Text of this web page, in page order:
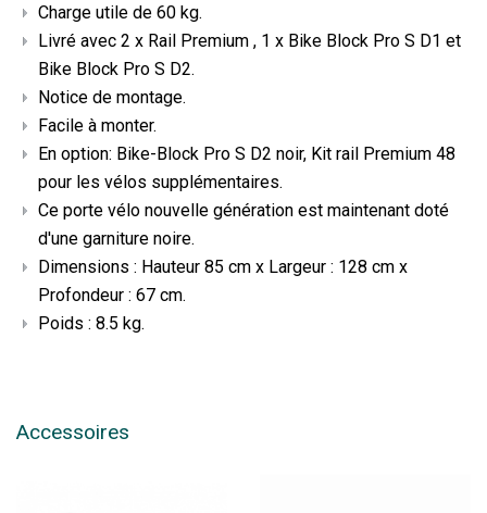
Charge utile de 60 kg.
Livré avec 2 x Rail Premium , 1 x Bike Block Pro S D1 et
Bike Block Pro S D2.
Notice de montage.
Facile à monter.
En option: Bike-Block Pro S D2 noir, Kit rail Premium 48
pour les vélos supplémentaires.
Ce porte vélo nouvelle génération est maintenant doté
d'une garniture noire.
Dimensions : Hauteur 85 cm x Largeur : 128 cm x
Profondeur : 67 cm.
Poids : 8.5 kg.
Accessoires